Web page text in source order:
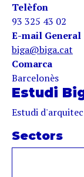
Telèfon
93 325 43 02
E-mail General
biga@biga.cat
Comarca
Barcelonès
Estudi
Estudi
Sectors